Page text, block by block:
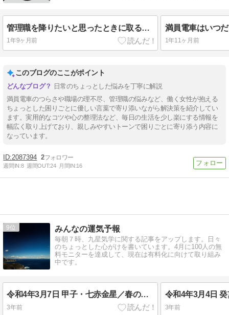
管理職を降りたいと思ったときに取るべき行動
1年9ヶ月前 1年11ヶ月前
このブログのここがポイント
日常のちょっとした悩みを丁寧に解説
満員電車のつらさや職場の理不尽、管理職の悩みなど、働く女性が抱える
ちょっとした困りごとに優しい言葉で寄り添いながら解決策を紹介してい
ます。実用的なコツや心の整理法など、毎日の生活を少し楽にする情報を
幅広く取り上げており、親しみやすいトーンで困りごとに寄り添う内容に
なっています。
2087394 2
週間IN:8 週間OUT:24 月間IN:16
9 みんなの運気予報
毎朝７時、九星気学に関する記事をアップします。日々
のちょっとした心がけを書いています。4月に100人の無
料モニターを達成して、現在は有料化に向けて取り組み
中です。
令和4年3月7日 甲子・七赤金星／春の新生活スタート
3年前 3年前